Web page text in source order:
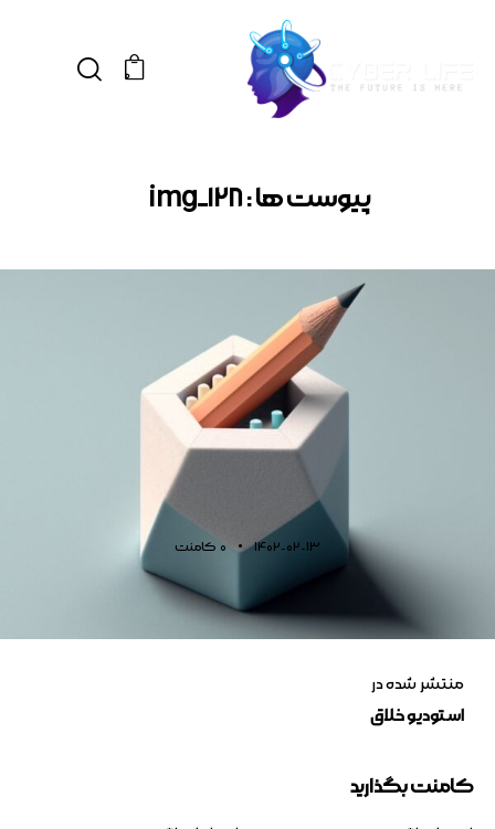
0
پیوست ها : img_128
1402-02-13
0 کامنت
منتشر شده در
استودیو خلاق
کامنت بگذارید